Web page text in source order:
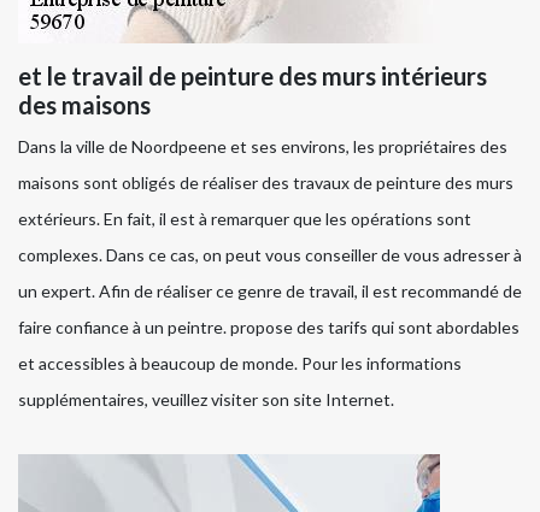
et le travail de peinture des murs intérieurs
des maisons
Dans la ville de Noordpeene et ses environs, les propriétaires des
maisons sont obligés de réaliser des travaux de peinture des murs
extérieurs. En fait, il est à remarquer que les opérations sont
complexes. Dans ce cas, on peut vous conseiller de vous adresser à
un expert. Afin de réaliser ce genre de travail, il est recommandé de
faire confiance à un peintre. propose des tarifs qui sont abordables
et accessibles à beaucoup de monde. Pour les informations
supplémentaires, veuillez visiter son site Internet.